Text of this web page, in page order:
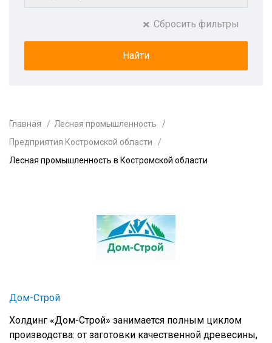
Сбросить фильтры
Главная
Лесная промышленность
Предприятия Костромской области
Лесная промышленность в Костромской области
Дом-Строй
Холдинг «Дом-Строй» занимается полным циклом
производства: от заготовки качественной древесины,